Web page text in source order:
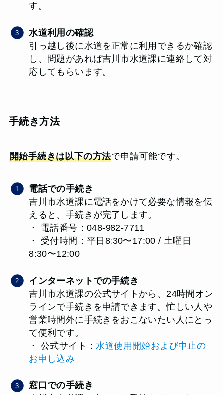
す。
水道利用の確認
引っ越し後に水道を正常に利用できるか確認
し、問題があれば吉川市水道課に連絡して対
応してもらいます。
手続き方法
開始手続きは以下の方法で申請可能です。
電話での手続き
吉川市水道課に電話をかけて必要な情報を伝
えると、手続きが完了します。
・ 電話番号：048-982-7711
・ 受付時間：平日8:30〜17:00 / 土曜日
8:30〜12:00
インターネットでの手続き
吉川市水道課の公式サイトから、24時間オン
ラインで手続きを申請できます。忙しい人や
営業時間外に手続きをおこないたい人にとっ
て便利です。
・ 公式サイト： 水道使用開始および中止の
お申し込み
窓口での手続き